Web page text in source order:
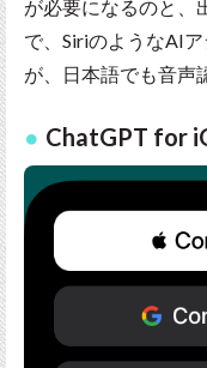
が必要になるのと、
で、SiriのようなAI
が、日本語でも音声
ChatGPT for